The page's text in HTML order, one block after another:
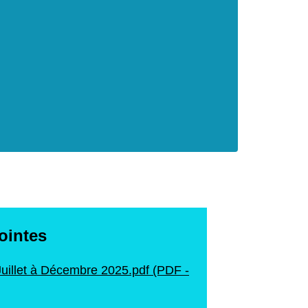
à Décembre 2025.pdf (PDF -